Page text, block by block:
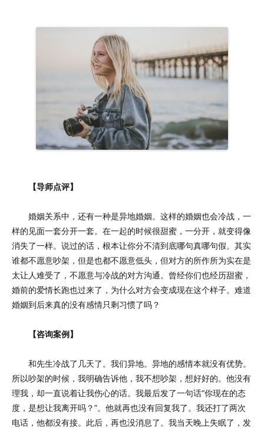
【导师点评】
婚姻关系中，还有一种是异地婚姻。这样的婚姻也会冷战，一
样的见面一套分开一套。在一起的时候很甜蜜，一分开，就变得像
消失了一样。说过的话，根本让你分不清到底哪句真哪句假。其实
谁都不愿意吵架，但是也都不愿意低头，但对方的所作所为实在是
太让人难受了，不愿意与冷战的对方沟通。曾经你们也经历甜蜜，
婚前的爱情长跑也过来了，为什么对方会变成现在这个样子。难道
婚姻到后来真的没有感情只剩习惯了吗？
【咨询案例】
和先生冷战了几天了。我们异地。异地的感情本就没有优势。
所以吵架的时候，我明确告诉他，我不想吵架，想好好的。他没有
理我，却一直说着让我伤心的话。我最后发了一句话“你现在的态
度，是想让我离开吗？”。他就再也没有回复我了。我还打了两次
电话，他都没有接。此后，再也没消息了。我当天晚上失眠了，发